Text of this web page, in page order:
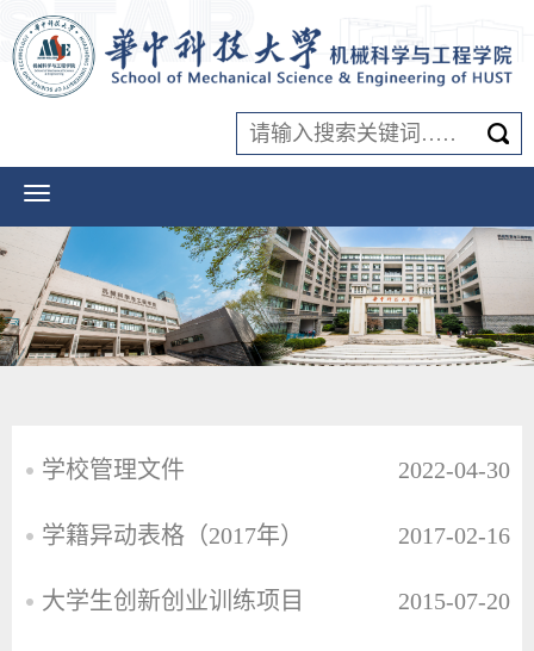
学校管理文件 2022-04-30
学籍异动表格（2017年） 2017-02-16
大学生创新创业训练项目 2015-07-20